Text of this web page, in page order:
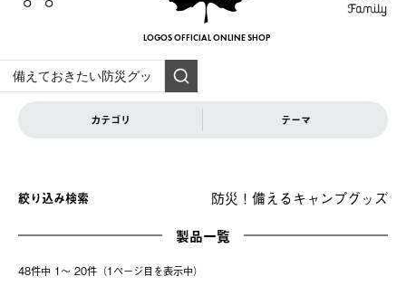
LOGOS OFFICIAL ONLINE SHOP
カテゴリ テーマ
絞り込み検索 防災！備えるキャンプグッズ
製品一覧
48件中 1〜 20件（1ページ⽬を表⽰中）